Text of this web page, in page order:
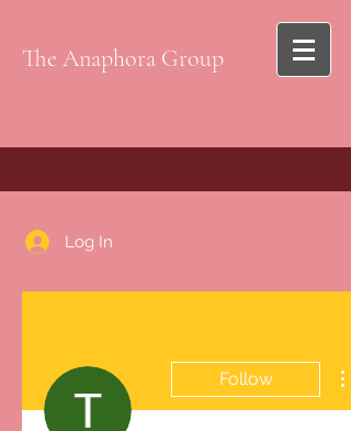
The Anaphora Group
Log In
Follow